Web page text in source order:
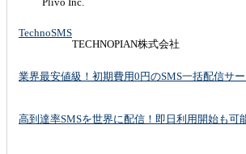
TechnoSMS
TECHNOPIAN株式会社
業界最安値級！初期費用0円のSMS一括配信サ
高到達率SMSを世界に配信！即日利用開始も可